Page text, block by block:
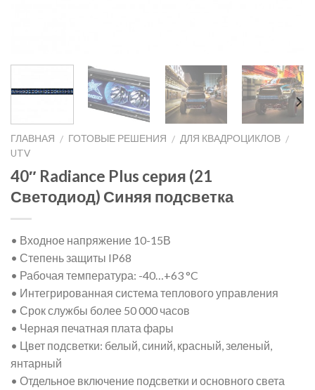
ГЛАВНАЯ / ГОТОВЫЕ РЕШЕНИЯ / ДЛЯ КВАДРОЦИКЛОВ /
UTV
40″ Radiance Plus cерия (21
Светодиод) Синяя подсветка
• Входное напряжение 10-15В
• Степень защиты IP68
• Рабочая температура: -40…+63 °C
• Интегрированная система теплового управления
• Срок службы более 50 000 часов
• Черная печатная плата фары
• Цвет подсветки: белый, синий, красный, зеленый,
янтарный
• Отдельное включение подсветки и основного света